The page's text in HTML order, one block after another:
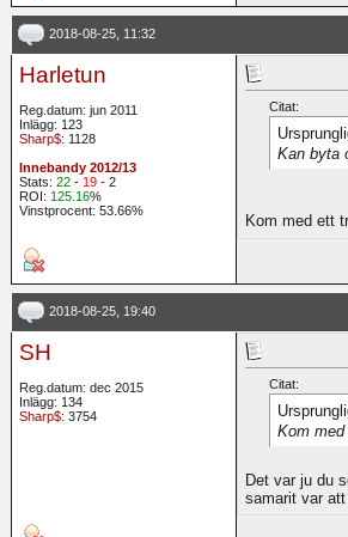
2018-08-25, 11:32
Harletun
Reg.datum: jun 2011
Inlägg: 123
Sharp$: 1128
Innebandy 2012/13
Stats: 22 - 19 - 2
ROI: 125.16%
Vinstprocent: 53.66%
Citat:
Kan byta
Kom med ett
2018-08-25, 19:40
SH
Reg.datum: dec 2015
Inlägg: 134
Sharp$: 3754
Citat:
Kom
Det var ju du
samarit var